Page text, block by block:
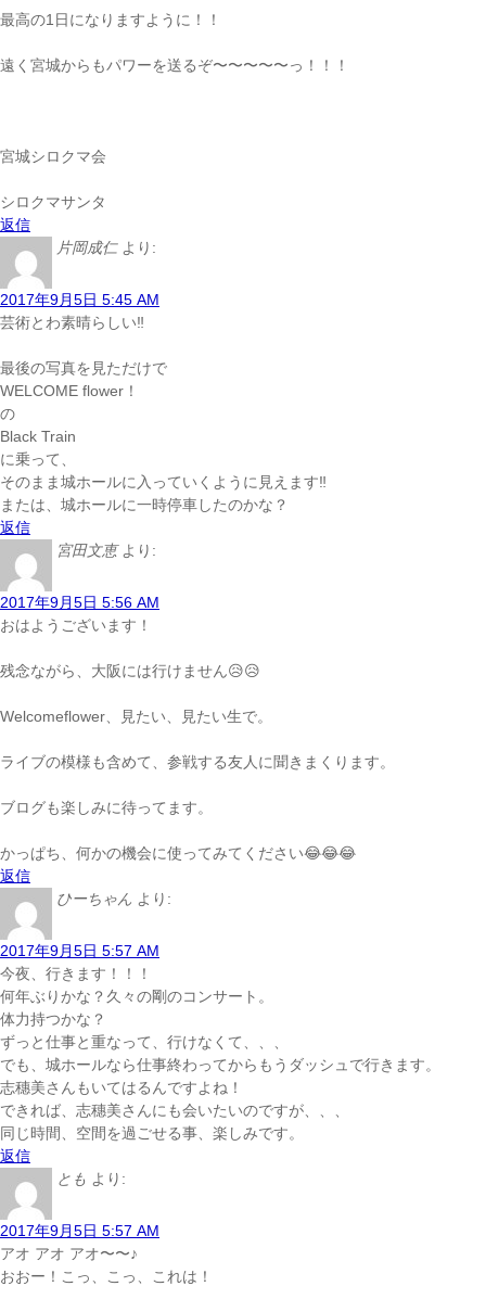
最高の1日になりますように！！
遠く宮城からもパワーを送るぞ〜〜〜〜〜っ！！！
宮城シロクマ会
シロクマサンタ
返信
片岡成仁 より:
2017年9月5日 5:45 AM
芸術とわ素晴らしい‼
最後の写真を見ただけで
WELCOME flower！
の
Black Train
に乗って、
そのまま城ホールに入っていくように見えます‼
または、城ホールに一時停車したのかな？
返信
宮田文恵 より:
2017年9月5日 5:56 AM
おはようございます！
残念ながら、大阪には行けません😥😥
Welcomeflower、見たい、見たい生で。
ライブの模様も含めて、参戦する友人に聞きまくります。
ブログも楽しみに待ってます。
かっぱち、何かの機会に使ってみてください😂😂😂
返信
ひーちゃん より:
2017年9月5日 5:57 AM
今夜、行きます！！！
何年ぶりかな？久々の剛のコンサート。
体力持つかな？
ずっと仕事と重なって、行けなくて、、、
でも、城ホールなら仕事終わってからもうダッシュで行きます。
志穗美さんもいてはるんですよね！
できれば、志穗美さんにも会いたいのですが、、、
同じ時間、空間を過ごせる事、楽しみです。
返信
とも より:
2017年9月5日 5:57 AM
アオ アオ アオ〜〜♪
おおー！こっ、こっ、これは！